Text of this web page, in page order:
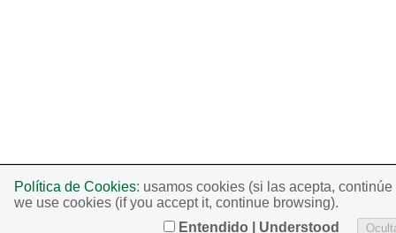
Política de Cookies: usamos cookies (si las acepta,
we use cookies (if you accept it, continue browsing).
Entendido | Understood